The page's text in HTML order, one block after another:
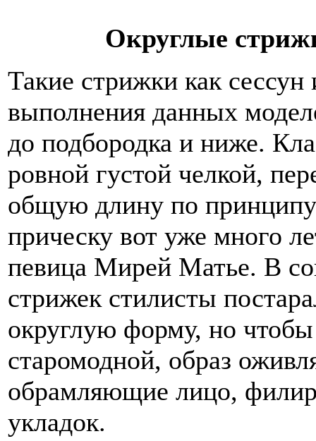
Округлые
Такие стрижки как
выполнения данных
до подбородка и ниже.
ровной густой челкой,
общую длину по
прическу вот уже много
певица Мирей Матье. В
стрижек стилисты
округлую форму, но
старомодной, образ
обрамляющие лицо,
укладок.